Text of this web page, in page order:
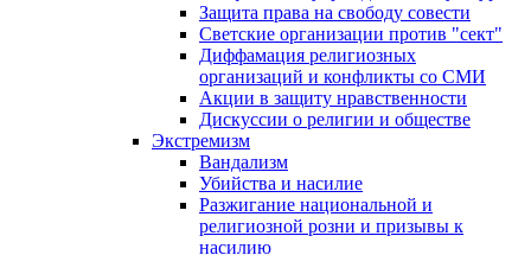
Защита права на свободу совести
Светские организации против "сект"
Диффамация религиозных
организаций и конфликты со СМИ
Акции в защиту нравственности
Дискуссии о религии и обществе
Экстремизм
Вандализм
Убийства и насилие
Разжигание национальной и
религиозной розни и призывы к
насилию